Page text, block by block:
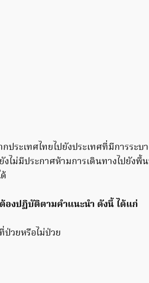
ระเทศไทยไปยังประเทศที่มีการระบ
งไม่มีประกาศห้ามการเดินทางไปยัง
องปฏิบัติตามคำแนะนำ ดังนี้ ได้แก่
วยหรือไม่ป่วย